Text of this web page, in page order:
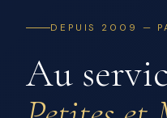
DEPUIS 2009 —
Au